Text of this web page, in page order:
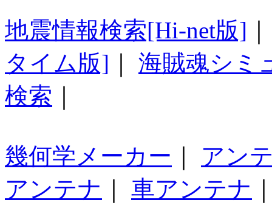
地震情報検索[Hi-net版]
タイム版]
海賊魂シミ
検索
幾何学メーカー
アン
アンテナ
車アンテナ